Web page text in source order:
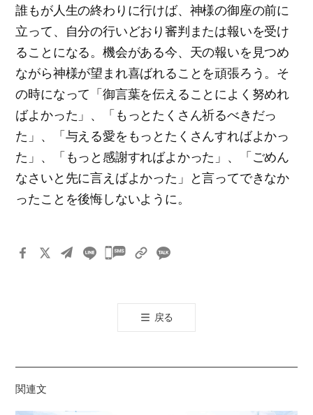
誰もが人生の終わりに行けば、神様の御座の前に
立って、自分の行いどおり審判または報いを受け
ることになる。機会がある今、天の報いを見つめ
ながら神様が望まれ喜ばれることを頑張ろう。そ
の時になって「御言葉を伝えることによく努めれ
ばよかった」、「もっとたくさん祈るべきだっ
た」、「与える愛をもっとたくさんすればよかっ
た」、「もっと感謝すればよかった」、「ごめん
なさいと先に言えばよかった」と言ってできなか
ったことを後悔しないように。
카
톡
공
기
戻る
関連文